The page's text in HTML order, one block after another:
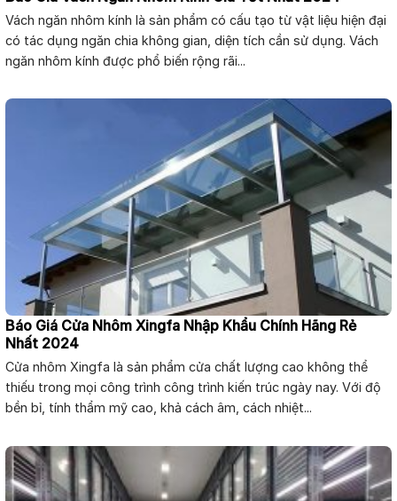
Vách ngăn nhôm kính là sản phẩm có cấu tạo từ vật liệu hiện đại
có tác dụng ngăn chia không gian, diện tích cần sử dụng. Vách
ngăn nhôm kính được phổ biến rộng rãi...
Báo Giá Cửa Nhôm Xingfa Nhập Khẩu Chính Hãng Rẻ
Nhất 2024
Cửa nhôm Xingfa là sản phẩm cửa chất lượng cao không thể
thiếu trong mọi công trình công trình kiến trúc ngày nay. Với độ
bền bỉ, tính thẩm mỹ cao, khả cách âm, cách nhiệt...